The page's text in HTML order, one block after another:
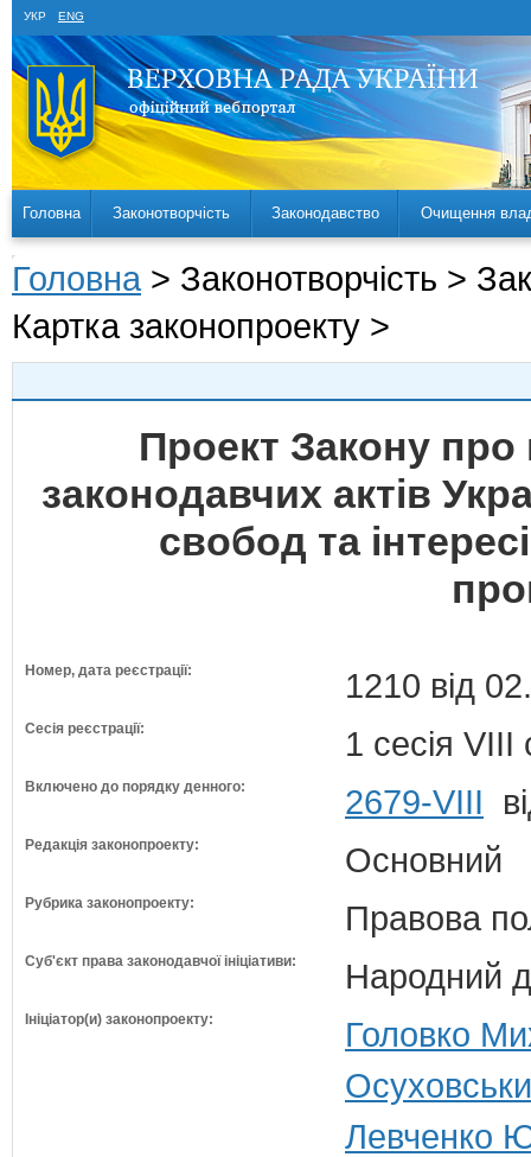
УКР ENG
Головна Законотворчість Законодавство Очищення
Головна > Законотворчість >
Картка законопроекту >
Проект Закону про
законодавчих актів
свобод та
Номер, дата реєстрації: 1210 від
Сесія реєстрації: 1 сесія VIII
Включено до порядку денного: 2679-VIII
Редакція законопроекту: Основний
Рубрика законопроекту: Правова
Суб'єкт права законодавчої ініціативи: Народний
Ініціатор(и) законопроекту:
Головко
Левченко